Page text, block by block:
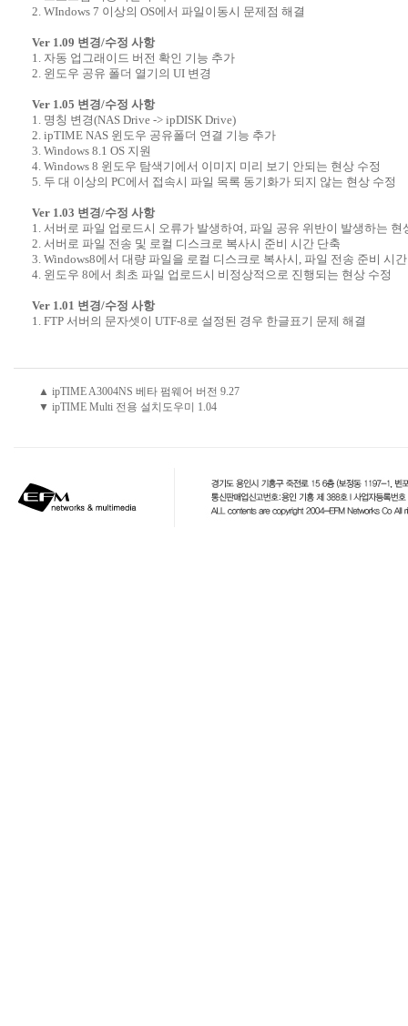
2. WIndows 7 이상의 OS에서 파일이동시 문제점 해결
Ver 1.09 변경/수정 사항
1. 자동 업그래이드 버전 확인 기능 추가
2. 윈도우 공유 폴더 열기의 UI 변경
Ver 1.05 변경/수정 사항
1. 명칭 변경(NAS Drive -> ipDISK Drive)
2. ipTIME NAS 윈도우 공유폴더 연결 기능 추가
3. Windows 8.1 OS 지원
4. Windows 8 윈도우 탐색기에서 이미지 미리 보기 안되는 현상 수정
5. 두 대 이상의 PC에서 접속시 파일 목록 동기화가 되지 않는 현상 수정
Ver 1.03 변경/수정 사항
1. 서버로 파일 업로드시 오류가 발생하여, 파일 공유 위반이 발생하는 현
2. 서버로 파일 전송 및 로컬 디스크로 복사시 준비 시간 단축
3. Windows8에서 대량 파일을 로컬 디스크로 복사시, 파일 전송 준비 시
4. 윈도우 8에서 최초 파일 업로드시 비정상적으로 진행되는 현상 수정
Ver 1.01 변경/수정 사항
1. FTP 서버의 문자셋이 UTF-8로 설정된 경우 한글표기 문제 해결
▲ ipTIME A3004NS 베타 펌웨어 버전 9.27
▼ ipTIME Multi 전용 설치도우미 1.04